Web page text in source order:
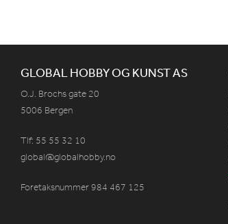
GLOBAL HOBBY OG KUNST AS
O.J. Brochs gate 20
5006 Bergen
Tlf: 55 55 32 10
global@globalhobby.no
Foretaksnummer 984 467 125